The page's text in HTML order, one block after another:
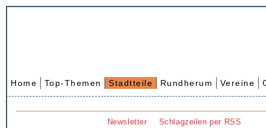
Home Top-Themen Stadtteile Rundherum Vereine
Newsletter Schlagzeilen per RSS